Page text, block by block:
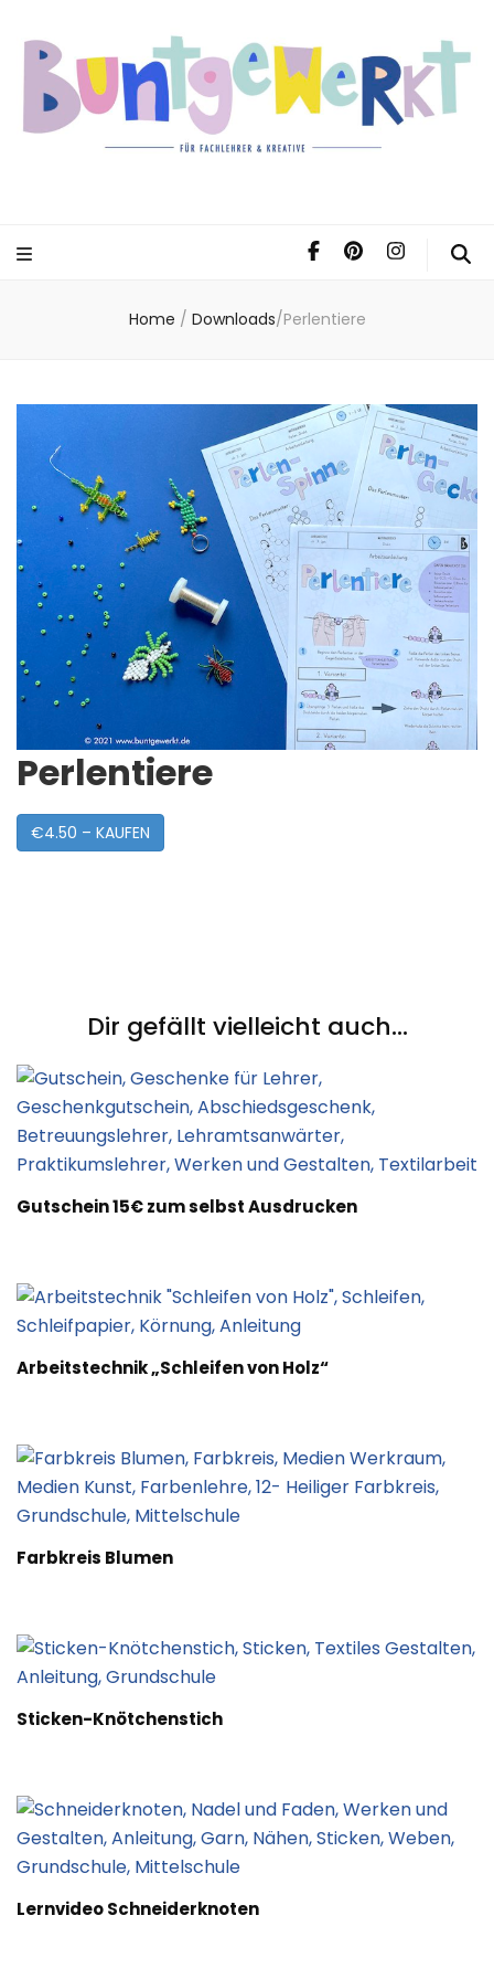
Home / Downloads/Perlentiere
Perlentiere
€4.50 – KAUFEN
Dir gefällt vielleicht auch...
Gutschein 15€ zum selbst Ausdrucken
Arbeitstechnik „Schleifen von Holz“
Farbkreis Blumen
Sticken-Knötchenstich
Lernvideo Schneiderknoten